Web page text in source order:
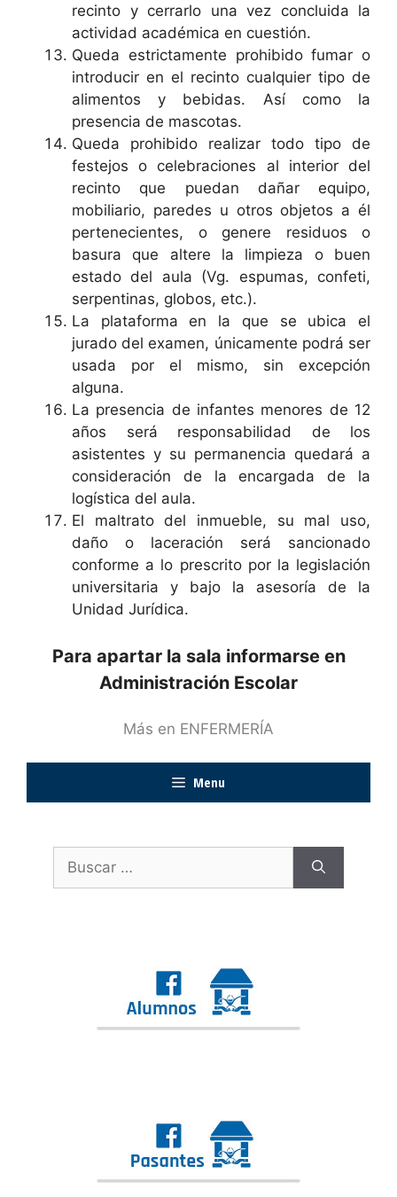
recinto y cerrarlo una vez concluida la
actividad académica en cuestión.
Queda estrictamente prohibido fumar o
introducir en el recinto cualquier tipo de
alimentos y bebidas. Así como la
presencia de mascotas.
Queda prohibido realizar todo tipo de
festejos o celebraciones al interior del
recinto que puedan dañar equipo,
mobiliario, paredes u otros objetos a él
pertenecientes, o genere residuos o
basura que altere la limpieza o buen
estado del aula (Vg. espumas, confeti,
serpentinas, globos, etc.).
La plataforma en la que se ubica el
jurado del examen, únicamente podrá ser
usada por el mismo, sin excepción
alguna.
La presencia de infantes menores de 12
años será responsabilidad de los
asistentes y su permanencia quedará a
consideración de la encargada de la
logística del aula.
El maltrato del inmueble, su mal uso,
daño o laceración será sancionado
conforme a lo prescrito por la legislación
universitaria y bajo la asesoría de la
Unidad Jurídica.
Para apartar la sala informarse en
Administración Escolar
Más en ENFERMERÍA
Menu
Buscar: